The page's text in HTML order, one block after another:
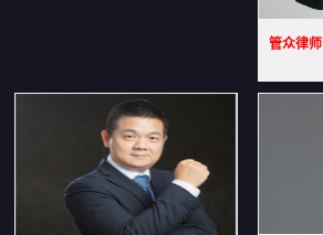
管众律师